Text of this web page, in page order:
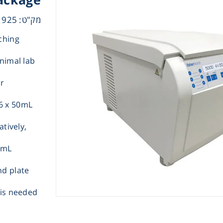
מק"ט: 17181925
lab
x 50mL
plate
needed